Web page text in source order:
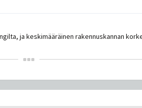
ja keskimääräinen rakennuskannan